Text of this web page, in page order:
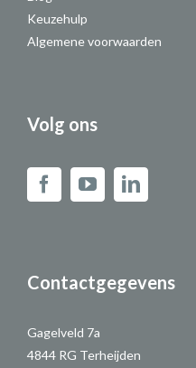
Keuzehulp
Algemene voorwaarden
Volg ons
Contactgegevens
Gagelveld 7a
4844 RG Terheijden